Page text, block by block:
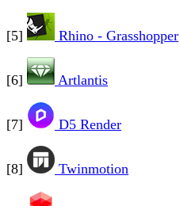
[5] Rhino - Grasshopper
[6] Artlantis
[7] D5 Render
[8] Twinmotion